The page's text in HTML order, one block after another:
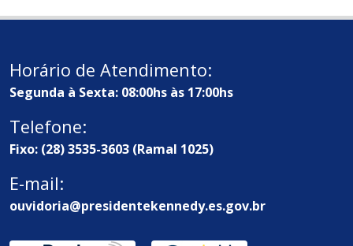
Horário de Atendimento:
Segunda à Sexta: 08:00hs às 17:00hs
Telefone:
Fixo: (28) 3535-3603 (Ramal 1025)
E-mail:
ouvidoria@presidentekennedy.es.gov.br